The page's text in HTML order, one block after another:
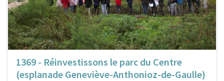
1369 - Réinvestissons le parc du Centre
(esplanade Geneviève-Anthonioz-de-Gaulle)